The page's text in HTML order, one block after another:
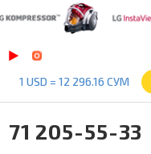
1 USD = 12 296.16 СУМ
205-55-33